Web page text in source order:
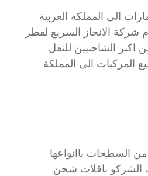
الى المملكة العربية
شركة الانجاز السريع لقطر
اكبر الشاحنيين للنقل
المركبات الى المملكة
السطحات باانواعها
الشركو ناقلات شحن